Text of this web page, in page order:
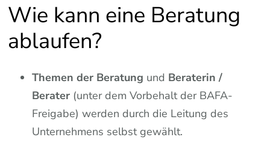
Wie kann eine Beratung
ablaufen?
Themen der Beratung und Beraterin /
Berater (unter dem Vorbehalt der BAFA-
Freigabe) werden durch die Leitung des
Unternehmens selbst gewählt.